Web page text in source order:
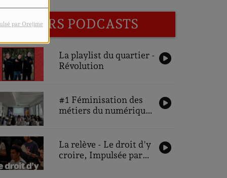
par Orejime PODCASTS
La playlist du quartier -
Révolution
#1 Féminisation des
métiers du numérique,
des participantes
La relève - Le droit d'y
croire, Impulsée par